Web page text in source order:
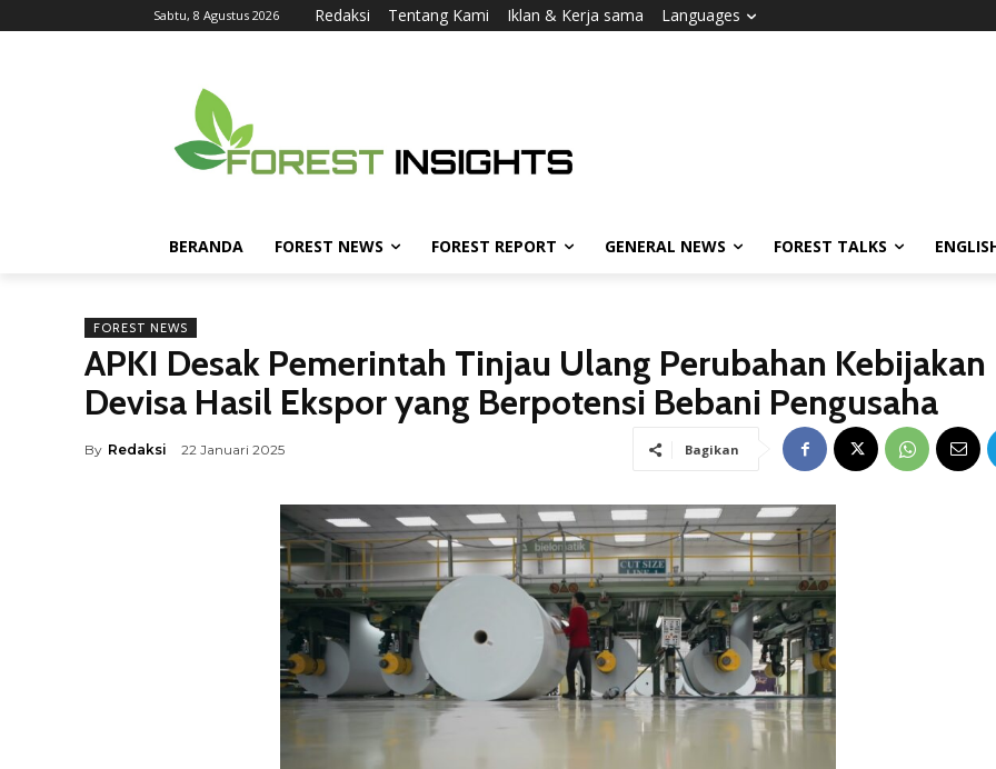
Sabtu, 8 Agustus 2026 Redaksi Tentang Kami Iklan & Kerja sama Languages
BERANDA FOREST NEWS FOREST REPORT GENERAL NEWS FOREST TALKS
FOREST NEWS
APKI Desak Pemerintah Tinjau Ulang Perubahan Kebijakan
Devisa Hasil Ekspor yang Berpotensi Bebani Pengusaha
By Redaksi 22 Januari 2025 Bagikan